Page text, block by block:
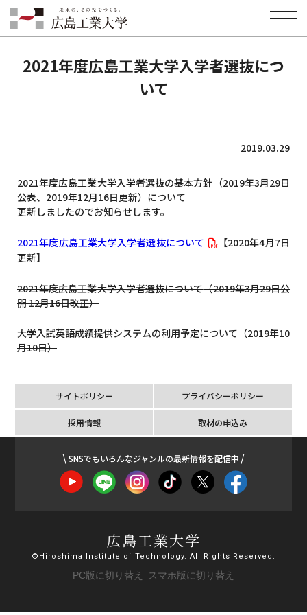
HOME INFORMATION
2021年度広島工業大学入学者選抜について
2021年度広島工業大学入学者選抜につ
いて
2019.03.29
2021年度広島工業大学入学者選抜の基本方針（2019年3月29日
公表、2019年12月16日更新）について
更新しましたのでお知らせします。
2021年度広島工業大学入学者選抜について
【2020年4月7日
更新】
2021年度広島工業大学入学者選抜について（2019年3月29日公
開 12月16日改正）
大学入試英語成績提供システムの利用予定について（2019年10
月10日）
サイトポリシー プライバシーポリシー
採用情報 取材の申込み
SNSでもいろんなジャンルの最新情報を配信中
広島工業大学
©Hiroshima Institute of Technology. All Rights Reserved.
PC版に切り替え スマホ版に切り替え